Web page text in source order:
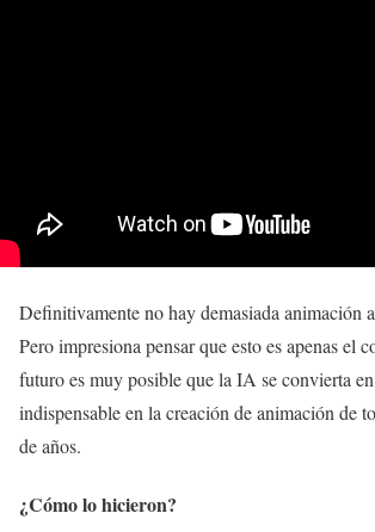
Definitivamente no hay demasiada animación
Pero impresiona pensar que esto es apenas el
futuro es muy posible que la IA se convierta
indispensable en la creación de animación de
de años.
¿Cómo lo hicieron?